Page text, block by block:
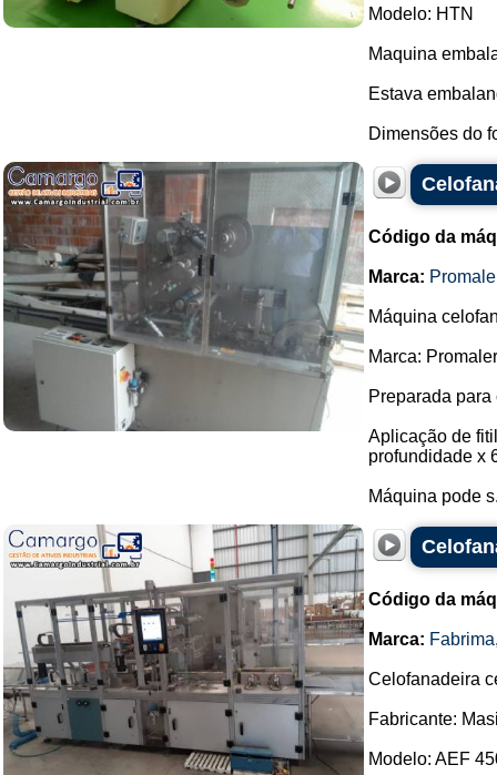
Modelo: HTN
Maquina
Estava
Dimensões do
Código da
Marca:
Máquina
Marca:
Preparada
Aplicação de
profundidade x
Máquina pode
Código da
Marca: Fabrima
Celofanadeira
Fabricante:
Modelo: AEF